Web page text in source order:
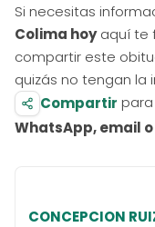
Si necesitas
Colima hoyaquí te
compartir este
quizás no tengan la
Compartir
WhatsApp, email
CONCEPCION